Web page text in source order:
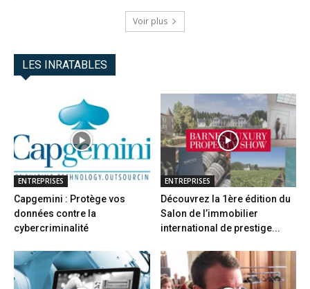
Voir plus
LES INRATABLES
ENTREPRISES
Capgemini : Protège vos
données contre la
cybercriminalité
ENTREPRISES
Découvrez la 1ère édition du
Salon de l’immobilier
international de prestige...